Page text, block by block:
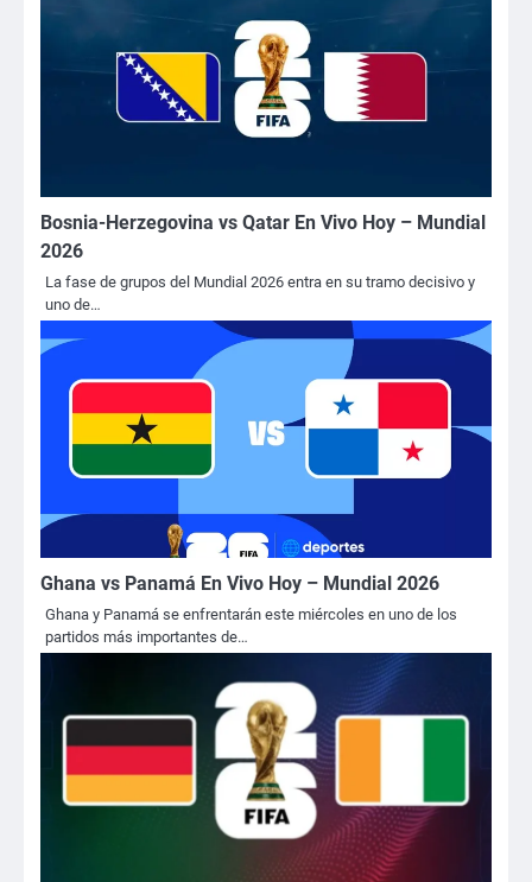
Bosnia-Herzegovina vs Qatar En Vivo Hoy – Mundial
2026
La fase de grupos del Mundial 2026 entra en su tramo decisivo y
uno de…
Ghana vs Panamá En Vivo Hoy – Mundial 2026
Ghana y Panamá se enfrentarán este miércoles en uno de los
partidos más importantes de…